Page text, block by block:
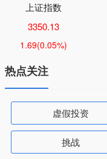
上证指数
3350.13
1.69(0.05%)
热点关注
虚假投资
挑战